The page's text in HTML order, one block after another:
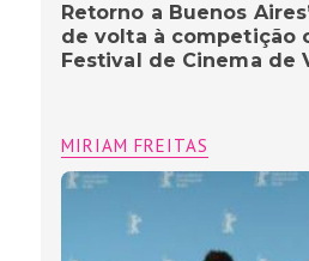
Retorno a Buenos
de volta à competição
Festival de Cinema de
MIRIAM FREITAS